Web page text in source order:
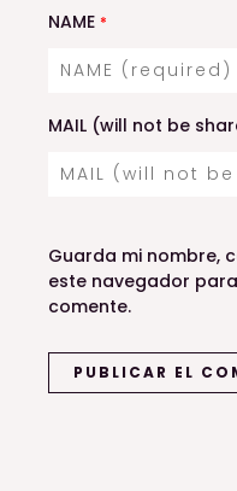
NAME *
MAIL (will not be
Guarda mi nombre,
este navegador
comente.